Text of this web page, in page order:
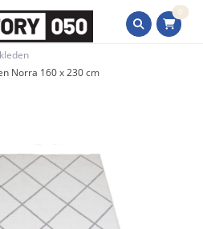
0
Norra 160 x 230 cm